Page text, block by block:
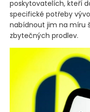
poskytovatelích, kteří
specifické potřeby
nabídnout jim na míru
zbytečných prodlev.